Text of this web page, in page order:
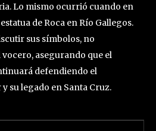
Lo mismo ocurrió cuando en
de Roca en Río Gallegos.
sus símbolos, no
asegurando que el
defendiendo el
su legado en Santa Cruz.